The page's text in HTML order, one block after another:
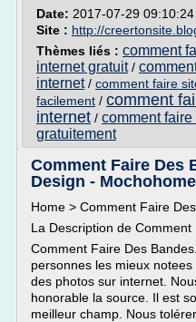
Date: 2017-07-29 09:10:24
Site : http://
Thèmes liés : comment
internet gratuit/
internet/ comment faire
facilement / comment
internet / comment
gratuitement
Comment Faire Des
Design -
Home > Comment Faire
La Description de
Comment Faire Des
personnes les mieux
des photos sur internet.
honorable la source. Il est
meilleur champ. Nous